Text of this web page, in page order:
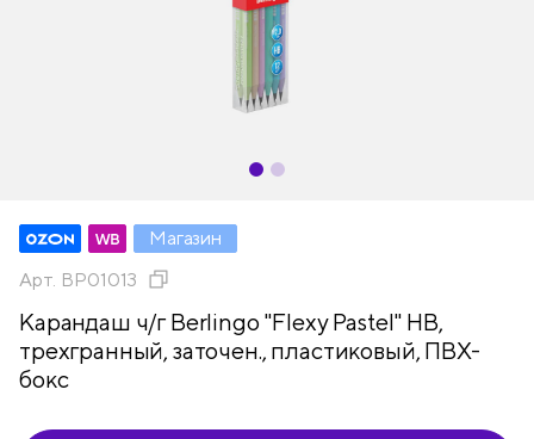
Магазин
Арт. BP01013
Карандаш ч/г Berlingo "Flexy Pastel" HB,
трехгранный, заточен., пластиковый, ПВХ-
бокс